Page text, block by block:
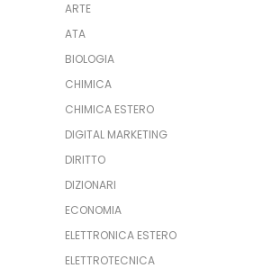
ARTE
ATA
BIOLOGIA
CHIMICA
CHIMICA ESTERO
DIGITAL MARKETING
DIRITTO
DIZIONARI
ECONOMIA
ELETTRONICA ESTERO
ELETTROTECNICA